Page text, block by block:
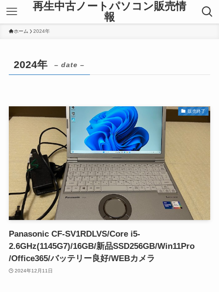
再生中古ノートパソコン販売情
報
ホーム 2024年
2024年 – date –
販売終了
Panasonic CF-SV1RDLVS/Core i5-
2.6GHz(1145G7)/16GB/新品SSD256GB/Win11Pro
/Office365/バッテリー良好/WEBカメラ
2024年12月11日